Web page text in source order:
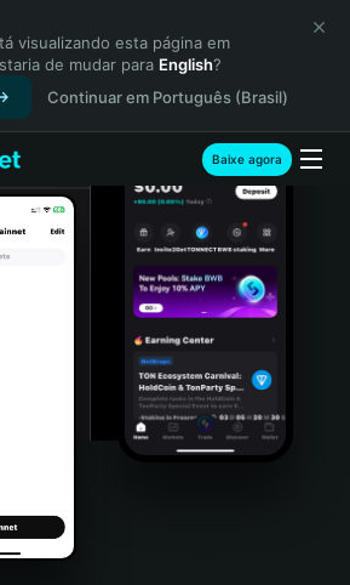
visualizando esta página em
de mudar para English?
Continuar em Português (Brasil)
Baixe agora